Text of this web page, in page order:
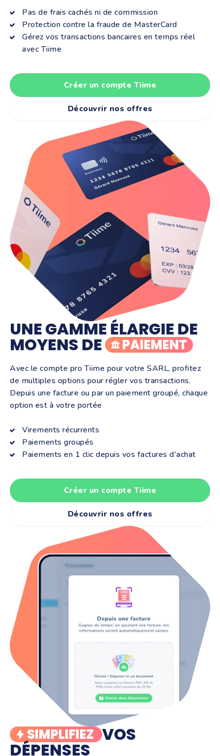
Pas de frais cachés ni de commission
Protection contre la fraude de MasterCard
Gérez vos transactions bancaires en temps réel
avec Tiime
Créer un compte Tiime
Découvrir nos offres
UNE GAMME ÉLARGIE DE
MOYENS DE PAIEMENT
Avec le compte pro Tiime pour votre SARL, profitez
de multiples options pour régler vos transactions.
Depuis une facture ou par un paiement groupé, chaque
option est à votre portée
Virements récurrents
Paiements groupés
Paiements en 1 clic depuis vos factures d'achat
Créer un compte Tiime
Découvrir nos offres
SIMPLIFIEZ VOS
DÉPENSES